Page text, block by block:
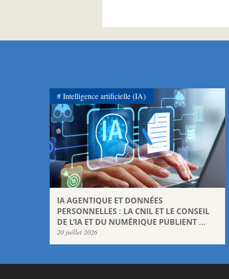
IA AGENTIQUE ET DONNÉES
PERSONNELLES : LA CNIL ET LE CONSEIL
DE L’IA ET DU NUMÉRIQUE PUBLIENT ...
20 juillet 2026
Intelligence artificielle (IA)